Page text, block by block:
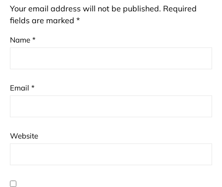
Your email address will not be published. Required
fields are marked *
Name *
Email *
Website